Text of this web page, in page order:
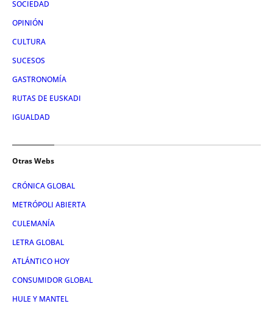
SOCIEDAD
OPINIÓN
CULTURA
SUCESOS
GASTRONOMÍA
RUTAS DE EUSKADI
IGUALDAD
Otras Webs
CRÓNICA GLOBAL
METRÓPOLI ABIERTA
CULEMANÍA
LETRA GLOBAL
ATLÁNTICO HOY
CONSUMIDOR GLOBAL
HULE Y MANTEL